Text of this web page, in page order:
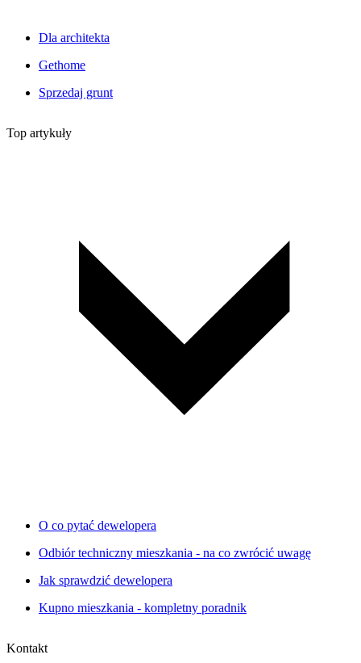
Dla architekta
Gethome
Sprzedaj grunt
Top artykuły
O co pytać dewelopera
Odbiór techniczny mieszkania - na co zwrócić uwagę
Jak sprawdzić dewelopera
Kupno mieszkania - kompletny poradnik
Kontakt